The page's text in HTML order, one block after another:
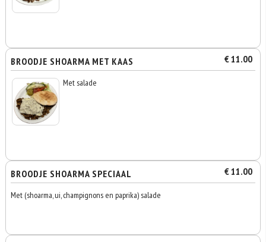
BROODJE SHOARMA MET KAAS € 11.00
Met salade
BROODJE SHOARMA SPECIAAL € 11.00
Met (shoarma, ui, champignons en paprika) salade